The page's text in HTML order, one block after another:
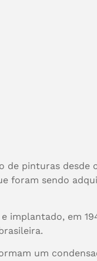
de pinturas desde
foram sendo
implantado, em
um